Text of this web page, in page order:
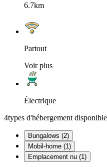
6.7km
Partout
Voir plus
Électrique
4types d'hébergement
Bungalows (2)
Mobil-home (1)
Emplacement nu (1)